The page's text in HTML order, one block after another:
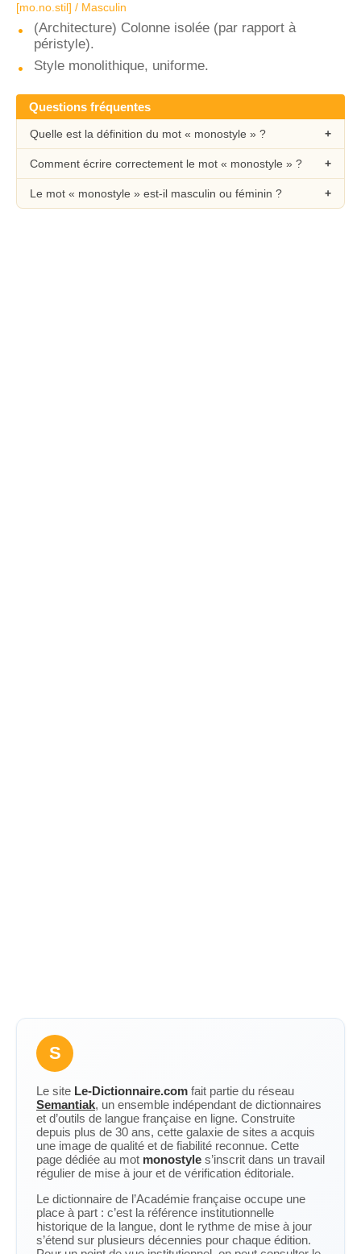
[mo.no.stil] / Masculin
(Architecture) Colonne isolée (par rapport à
péristyle).
Style monolithique, uniforme.
Questions fréquentes
Quelle est la définition du mot « monostyle » ?
Comment écrire correctement le mot « monostyle » ?
Le mot « monostyle » est-il masculin ou féminin ?
S
Le site Le-Dictionnaire.com fait partie du réseau
Semantiak, un ensemble indépendant de dictionnaires
et d’outils de langue française en ligne. Construite
depuis plus de 30 ans, cette galaxie de sites a acquis
une image de qualité et de fiabilité reconnue. Cette
page dédiée au mot monostyle s’inscrit dans un travail
régulier de mise à jour et de vérification éditoriale.
Le dictionnaire de l’Académie française occupe une
place à part : c’est la référence institutionnelle
historique de la langue, dont le rythme de mise à jour
s’étend sur plusieurs décennies pour chaque édition.